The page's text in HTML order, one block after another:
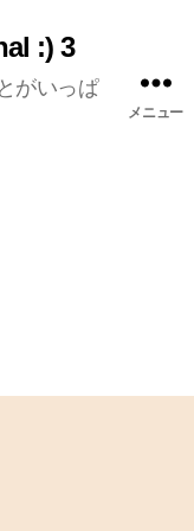
:) 3
がいっぱ
メニュー